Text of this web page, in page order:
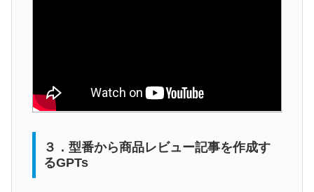
３．型番から商品レビュー記事を作成す
るGPTs